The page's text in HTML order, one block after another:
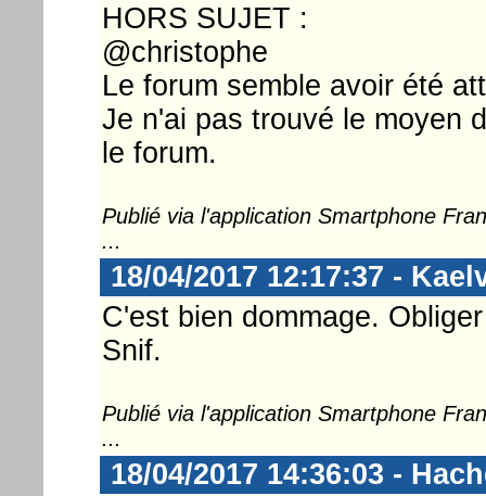
HORS SUJET :
@christophe
Le forum semble avoir été
Je n'ai pas trouvé le moyen
le forum.
Publié via l'application Smartphone
...
18/04/2017 12:17:37 -
C'est bien dommage.
Snif.
Publié via l'application Smartphone
...
18/04/2017 14:36:03 -